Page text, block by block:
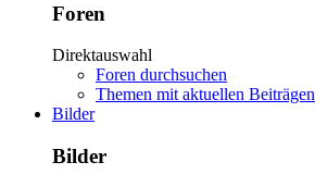
Foren
Direktauswahl
Foren durchsuchen
Themen mit aktuellen Beiträgen
Bilder
Bilder